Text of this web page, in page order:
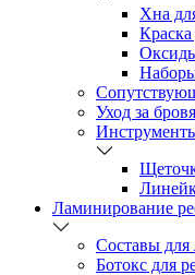
Хна
Краска
Уход за
Ламинирование
Составы
Ботокс для